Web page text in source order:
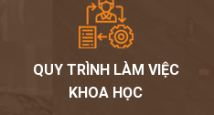
QUY TRÌNH LÀM VIỆC
KHOA HỌC